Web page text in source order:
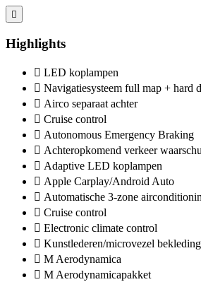
Highlights
LED koplampen
Navigatiesysteem full map + hard
Airco separaat achter
Cruise control
Autonomous Emergency Braking
Achteropkomend verkeer
Adaptive LED koplampen
Apple Carplay/Android Auto
Automatische 3-zone
Cruise control
Electronic climate control
Kunstlederen/microvezel bekleding
M Aerodynamica
M Aerodynamicapakket